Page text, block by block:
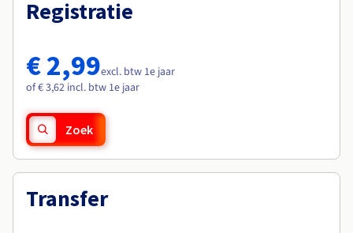
Tarieven
Roadmap & Changelog
Monitoring
Roadmap & Changelog
Roadmap & Changelog
Roadmap & Changelog
Roadmap & Changelog
Registratie
€ 2,99excl. btw 1e jaar
of € 3,62 incl. btw 1e jaar
Zoek
Transfer